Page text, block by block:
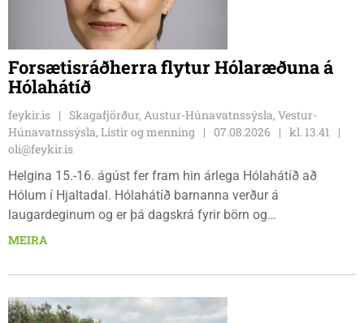
Forsætisráðherra flytur Hólaræðuna á
Hólahátíð
feykir.is
Skagafjörður, Austur-Húnavatnssýsla, Vestur-
Húnavatnssýsla, Listir og menning
07.08.2026
kl. 13.41
oli@feykir.is
Helgina 15.-16. ágúst fer fram hin árlega Hólahátíð að
Hólum í Hjaltadal. Hólahátíð barnanna verður á
laugardeginum og er þá dagskrá fyrir börn og
fjölskyldur.Lydía Einarsdóttir svæðisstjóri æskulýðsmála og
MEIRA